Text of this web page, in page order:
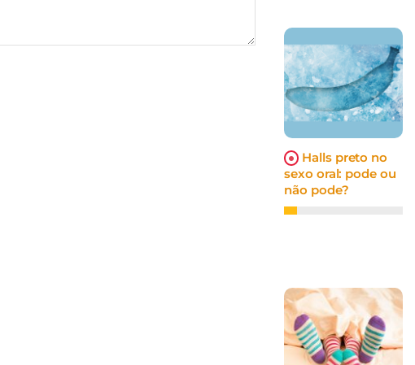
Halls preto no
sexo oral: pode ou
não pode?